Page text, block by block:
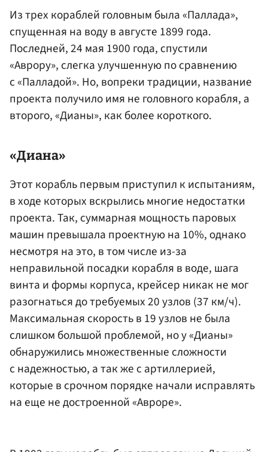
Из трех кораблей головным была «Паллада»,
спущенная на воду в августе 1899 года.
Последней, 24 мая 1900 года, спустили
«Аврору», слегка улучшенную по сравнению
с «Палладой». Но, вопреки традиции, название
проекта получило имя не головного корабля, а
второго, «Дианы», как более короткого.
«Диана»
Этот корабль первым приступил к испытаниям,
в ходе которых вскрылись многие недостатки
проекта. Так, суммарная мощность паровых
машин превышала проектную на 10%, однако
несмотря на это, в том числе из-за
неправильной посадки корабля в воде, шага
винта и формы корпуса, крейсер никак не мог
разогнаться до требуемых 20 узлов (37 км/ч).
Максимальная скорость в 19 узлов не была
слишком большой проблемой, но у «Дианы»
обнаружились множественные сложности
с надежностью, а так же с артиллерией,
которые в срочном порядке начали исправлять
на еще не достроенной «Авроре».